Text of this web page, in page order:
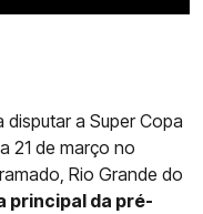
disputar a Super Copa
21 de março no
Rio Grande do
principal da pré-